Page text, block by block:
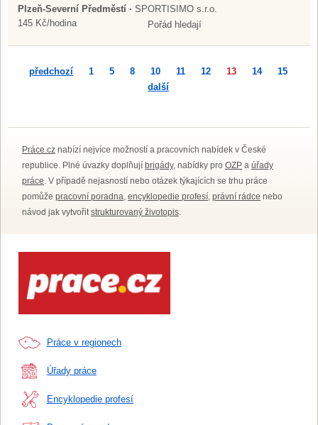
Plzeň-Severní Předměstí · SPORTISIMO s.r.o.
145 Kč/hodina
Pořád hledají
předchozí 1 5 8 10 11 12 13 14
15
další
Práce.cz nabízí nejvíce možností a pracovních nabídek v České
republice. Plné úvazky doplňují brigády, nabídky pro OZP a úřady
práce. V případě nejasností nebo otázek týkajících se trhu práce
pomůže pracovní poradna, encyklopedie profesí, právní rádce nebo
návod jak vytvořitstrukturovaný životopis.
Práce v regionech
Úřady práce
Encyklopedie profesí